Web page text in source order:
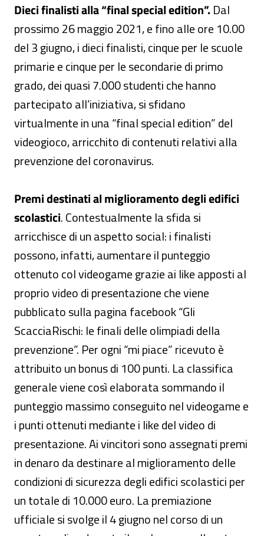
Dieci finalisti alla “final special edition”. Dal
prossimo 26 maggio 2021, e fino alle ore 10.00
del 3 giugno, i dieci finalisti, cinque per le scuole
primarie e cinque per le secondarie di primo
grado, dei quasi 7.000 studenti che hanno
partecipato all’iniziativa, si sfidano
virtualmente in una “final special edition” del
videogioco, arricchito di contenuti relativi alla
prevenzione del coronavirus.
Premi destinati al miglioramento degli edifici
scolastici. Contestualmente la sfida si
arricchisce di un aspetto social: i finalisti
possono, infatti, aumentare il punteggio
ottenuto col videogame grazie ai like apposti al
proprio video di presentazione che viene
pubblicato sulla pagina facebook “Gli
ScacciaRischi: le finali delle olimpiadi della
prevenzione”. Per ogni “mi piace” ricevuto è
attribuito un bonus di 100 punti. La classifica
generale viene così elaborata sommando il
punteggio massimo conseguito nel videogame e
i punti ottenuti mediante i like del video di
presentazione. Ai vincitori sono assegnati premi
in denaro da destinare al miglioramento delle
condizioni di sicurezza degli edifici scolastici per
un totale di 10.000 euro. La premiazione
ufficiale si svolge il 4 giugno nel corso di un